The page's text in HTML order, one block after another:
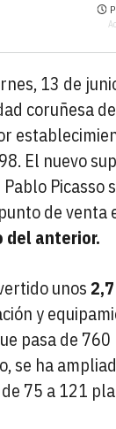
13 de
coruñesa de
El nuevo
Picasso
de venta
del anterior.
unos
y
pasa de 760
se ha
75 a 121